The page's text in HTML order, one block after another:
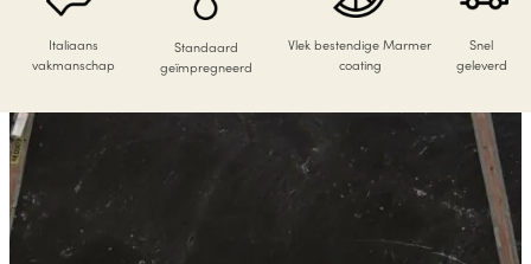
Italiaans
vakmanschap
Standaard
geïmpregneerd
Vlek bestendige Marmer
coating
Snel
geleverd